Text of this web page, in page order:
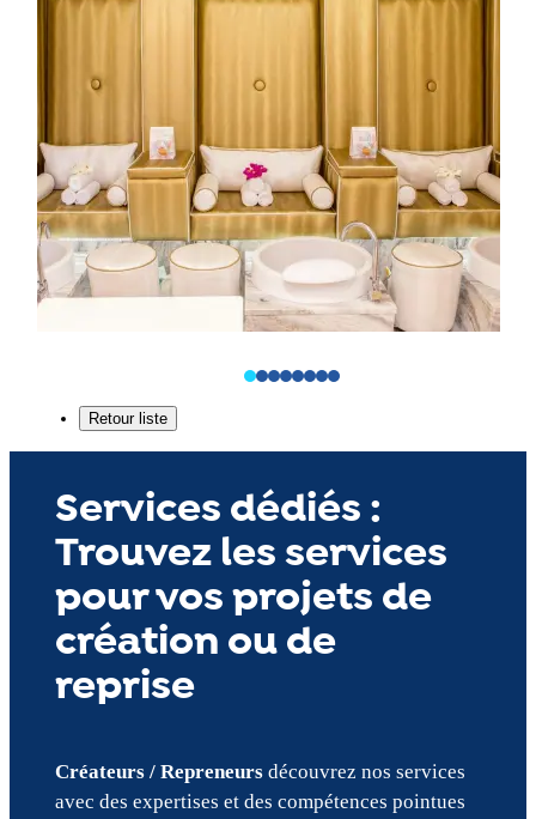
Services dédiés :
Trouvez les services
pour vos projets de
création ou de
reprise
Créateurs / Repreneursdécouvrez nos services
avec des expertises et des compétences pointues